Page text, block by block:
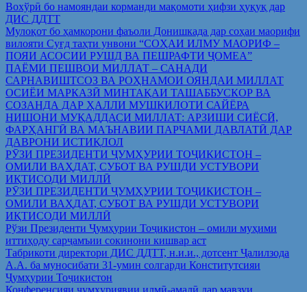
Вохўрӣ бо намояндаи корманди мақомоти ҳифзи ҳуқуқ дар
ДИС ДДТТ
Мулоқот бо ҳамкорони фаъоли Донишкада дар соҳаи маорифи
вилояти Суғд таҳти унвони “СОҲАИ ИЛМУ МАОРИФ –
ПОЯИ АСОСИИ РУШД ВА ПЕШРАФТИ ҶОМЕА”
ПАЁМИ ПЕШВОИ МИЛЛАТ – САНАДИ
САРНАВИШТСОЗ ВА РОҲНАМОИ ОЯНДАИ МИЛЛАТ
ОСИЁИ МАРКАЗӢ МИНТАҚАИ ТАШАББУСКОР ВА
СОЗАНДА ДАР ҲАЛЛИ МУШКИЛОТИ САЙЁРА
НИШОНИ МУҚАДДАСИ МИЛЛАТ: АРЗИШИ СИЁСӢ,
ФАРҲАНГӢ ВА МАЪНАВИИ ПАРЧАМИ ДАВЛАТӢ ДАР
ДАВРОНИ ИСТИҚЛОЛ
РӮЗИ ПРЕЗИДЕНТИ ҶУМҲУРИИ ТОҶИКИСТОН –
ОМИЛИ ВАҲДАТ, СУБОТ ВА РУШДИ УСТУВОРИ
ИҚТИСОДИ МИЛЛӢ
РӮЗИ ПРЕЗИДЕНТИ ҶУМҲУРИИ ТОҶИКИСТОН –
ОМИЛИ ВАҲДАТ, СУБОТ ВА РУШДИ УСТУВОРИ
ИҚТИСОДИ МИЛЛӢ
Рўзи Президенти Ҷумҳурии Тоҷикистон – омили муҳими
иттиҳоду сарҷамъии сокинони кишвар аст
Табрикоти директори ДИС ДДТТ, н.и.и., дотсент Ҷалилзода
А.А. ба муносибати 31-умин солгарди Конститутсияи
Ҷумҳурии Тоҷикистон
Конференсияи ҷумҳуриявии илмӣ-амалӣ дар мавзуи